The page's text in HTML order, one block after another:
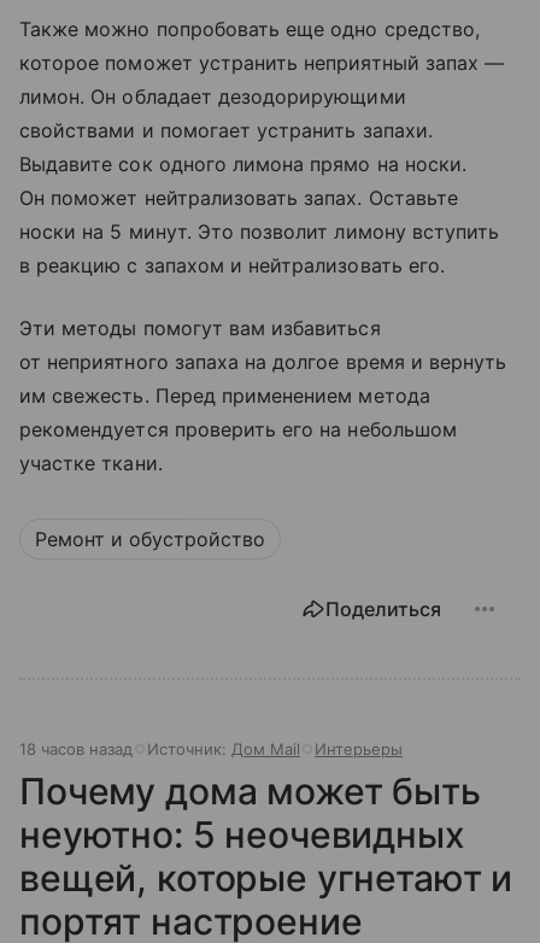
Также можно попробовать еще одно средство,
которое поможет устранить неприятный запах —
лимон. Он обладает дезодорирующими
свойствами и помогает устранить запахи.
Выдавите сок одного лимона прямо на носки.
Он поможет нейтрализовать запах. Оставьте
носки на 5 минут. Это позволит лимону вступить
в реакцию с запахом и нейтрализовать его.
Эти методы помогут вам избавиться
от неприятного запаха на долгое время и вернуть
им свежесть. Перед применением метода
рекомендуется проверить его на небольшом
участке ткани.
Ремонт и обустройство
Поделиться
18 часов назад Источник: Дом Mail Интерьеры
Почему дома может быть
неуютно: 5 неочевидных
вещей, которые угнетают и
портят настроение